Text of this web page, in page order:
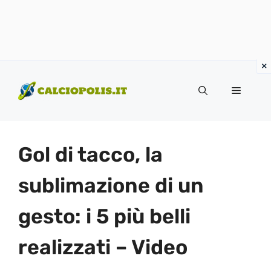
contenuto
Menu
Gol di tacco, la
sublimazione di un
gesto: i 5 più belli
realizzati – Video